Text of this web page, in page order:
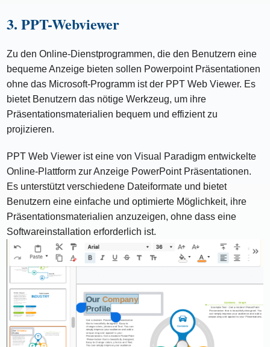
3. PPT-Webviewer
Zu den Online-Dienstprogrammen, die den Benutzern eine
bequeme Anzeige bieten sollen Powerpoint Präsentationen
ohne das Microsoft-Programm ist der PPT Web Viewer. Es
bietet Benutzern das nötige Werkzeug, um ihre
Präsentationsmaterialien bequem und effizient zu
projizieren.
PPT Web Viewer ist eine von Visual Paradigm entwickelte
Online-Plattform zur Anzeige PowerPoint Präsentationen.
Es unterstützt verschiedene Dateiformate und bietet
Benutzern eine einfache und optimierte Möglichkeit, ihre
Präsentationsmaterialien anzuzeigen, ohne dass eine
Softwareinstallation erforderlich ist.